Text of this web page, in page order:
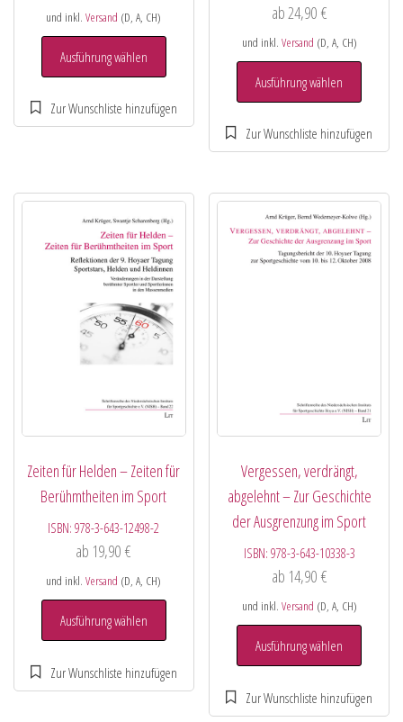
und inkl.Versand (D, A, CH)
Ausführung wählen
ab 24,90 €
und inkl. Versand (D, A, CH)
Ausführung wählen
Zeiten für Helden – Zeiten für
Berühmtheiten im Sport
ISBN:978-3-643-12498-2
ab 19,90€
und inkl.Versand (D, A, CH)
Ausführung wählen
Vergessen, verdrängt,
abgelehnt – Zur Geschichte
der Ausgrenzung im Sport
ISBN: 978-3-643-10338-3
ab 14,90 €
und inkl. Versand (D, A, CH)
Ausführung wählen